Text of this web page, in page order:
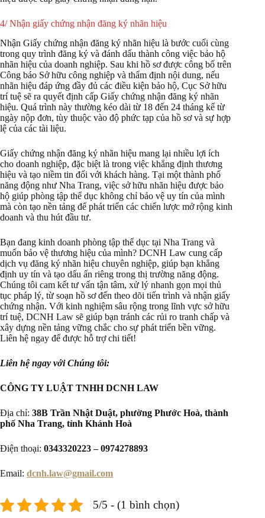
4/ Nhận giấy chứng nhận đăng ký nhãn hiệu
Nhận Giấy chứng nhận đăng ký nhãn hiệu là bước cuối cùng
trong quy trình đăng ký và đánh dấu thành công việc bảo hộ
nhãn hiệu của doanh nghiệp. Sau khi hồ sơ được công bố trên
Công báo Sở hữu công nghiệp và thẩm định nội dung, nếu
nhãn hiệu đáp ứng đầy đủ các điều kiện bảo hộ, Cục Sở hữu
trí tuệ sẽ ra quyết định cấp Giấy chứng nhận đăng ký nhãn
hiệu. Quá trình này thường kéo dài từ 18 đến 24 tháng kể từ
ngày nộp đơn, tùy thuộc vào độ phức tạp của hồ sơ và sự hợp
lệ của các tài liệu.
Giấy chứng nhận đăng ký nhãn hiệu mang lại nhiều lợi ích
cho doanh nghiệp, đặc biệt là trong việc khẳng định thương
hiệu và tạo niềm tin đối với khách hàng. Tại một thành phố
năng động như Nha Trang, việc sở hữu nhãn hiệu được bảo
hộ giúp phòng tập thể dục không chỉ bảo vệ uy tín của mình
mà còn tạo nền tảng để phát triển các chiến lược mở rộng kinh
doanh và thu hút đầu tư.
Bạn đang kinh doanh phòng tập thể dục tại Nha Trang và
muốn bảo vệ thương hiệu của mình? DCNH Law cung cấp
dịch vụ đăng ký nhãn hiệu chuyên nghiệp, giúp bạn khẳng
định uy tín và tạo dấu ấn riêng trong thị trường năng động.
Chúng tôi cam kết tư vấn tận tâm, xử lý nhanh gọn mọi thủ
tục pháp lý, từ soạn hồ sơ đến theo dõi tiến trình và nhận giấy
chứng nhận. Với kinh nghiệm sâu rộng trong lĩnh vực sở hữu
trí tuệ, DCNH Law sẽ giúp bạn tránh các rủi ro tranh chấp và
xây dựng nền tảng vững chắc cho sự phát triển bền vững.
Liên hệ ngay để được hỗ trợ chi tiết!
Liên hệ ngay với Chúng tôi:
CÔNG TY LUẬT TNHH DCNH LAW
Địa chỉ: 38B Trần Nhật Duật, phường Phước Hoà, thành
phố Nha Trang, tỉnh Khánh Hoà
Điện thoại: 0343320223 – 0974278893
Email: dcnh.law@gmail.com
5/5 - (1 bình chọn)